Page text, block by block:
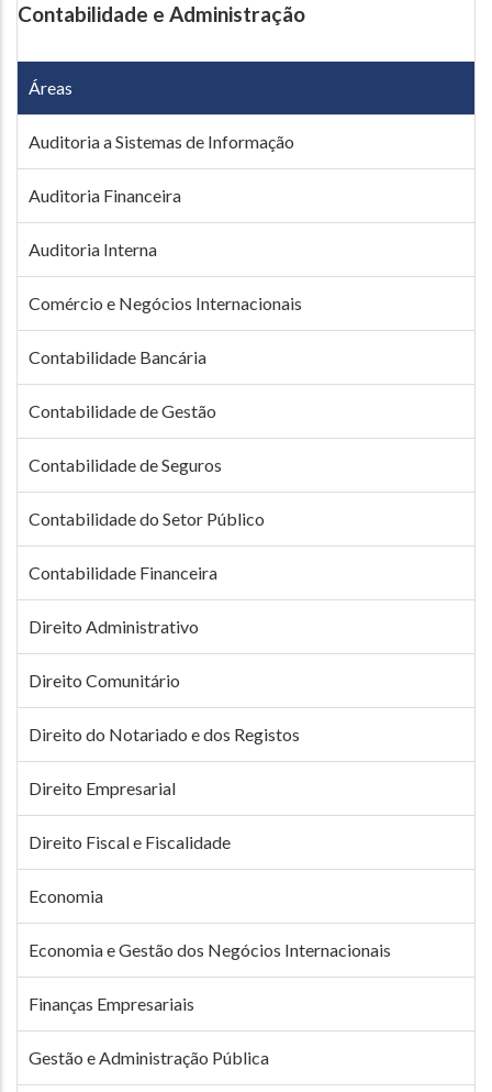
Contabilidade e Administração
Áreas
Auditoria a Sistemas de Informação
Auditoria Financeira
Auditoria Interna
Comércio e Negócios Internacionais
Contabilidade Bancária
Contabilidade de Gestão
Contabilidade de Seguros
Contabilidade do Setor Público
Contabilidade Financeira
Direito Administrativo
Direito Comunitário
Direito do Notariado e dos Registos
Direito Empresarial
Direito Fiscal e Fiscalidade
Economia
Economia e Gestão dos Negócios Internacionais
Finanças Empresariais
Gestão e Administração Pública